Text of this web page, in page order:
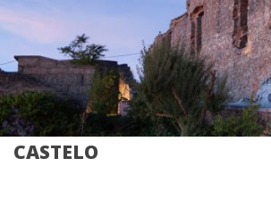
CASTELO